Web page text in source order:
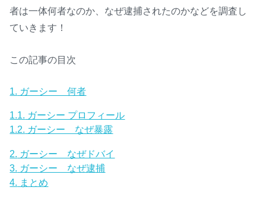
者は一体何者なのか、なぜ逮捕されたのかなどを調査し
ていきます！
この記事の目次
1. ガーシー 何者
1.1. ガーシー プロフィール
1.2. ガーシー なぜ暴露
2.
ガーシー なぜドバイ
3. ガーシー なぜ逮捕
4.
まとめ